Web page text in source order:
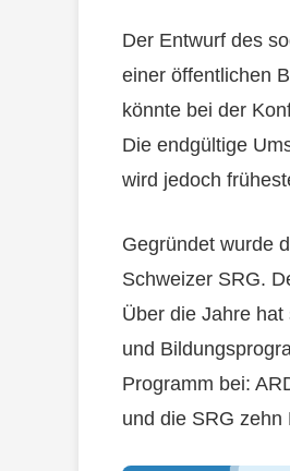
Der Entwurf des
einer öffentlichen
könnte bei der
Die endgültige
wird jedoch
Gegründet wurde
Schweizer SRG.
Über die Jahre
und
Programm bei:
und die SRG zehn